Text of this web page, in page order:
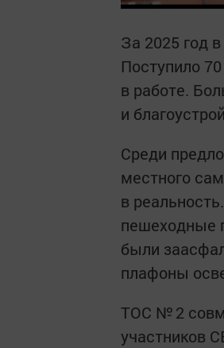
За 2025 год
Поступило
в работе.
и
Среди
местного
в
пешеходные
были
плафоны
ТОС № 2
участников